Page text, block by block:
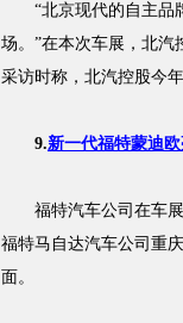
“北京现代的自主品牌
场。”在本次车展，北汽
采访时称，北汽控股今
9.新一代福特蒙迪
福特汽车公司在车展
福特马自达汽车公司重
面。